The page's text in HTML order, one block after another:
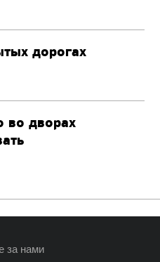
дорогах
во дворах
за нами